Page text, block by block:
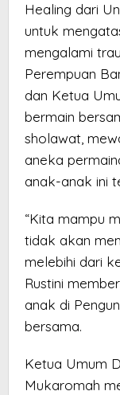
Healing dari
untuk
mengalami
Perempuan
dan Ketua
bermain
sholawat,
aneka
anak-anak ini
“Kita mampu
tidak akan
melebihi dari
Rustini
anak di
bersama.
Ketua Umum
Mukaromah